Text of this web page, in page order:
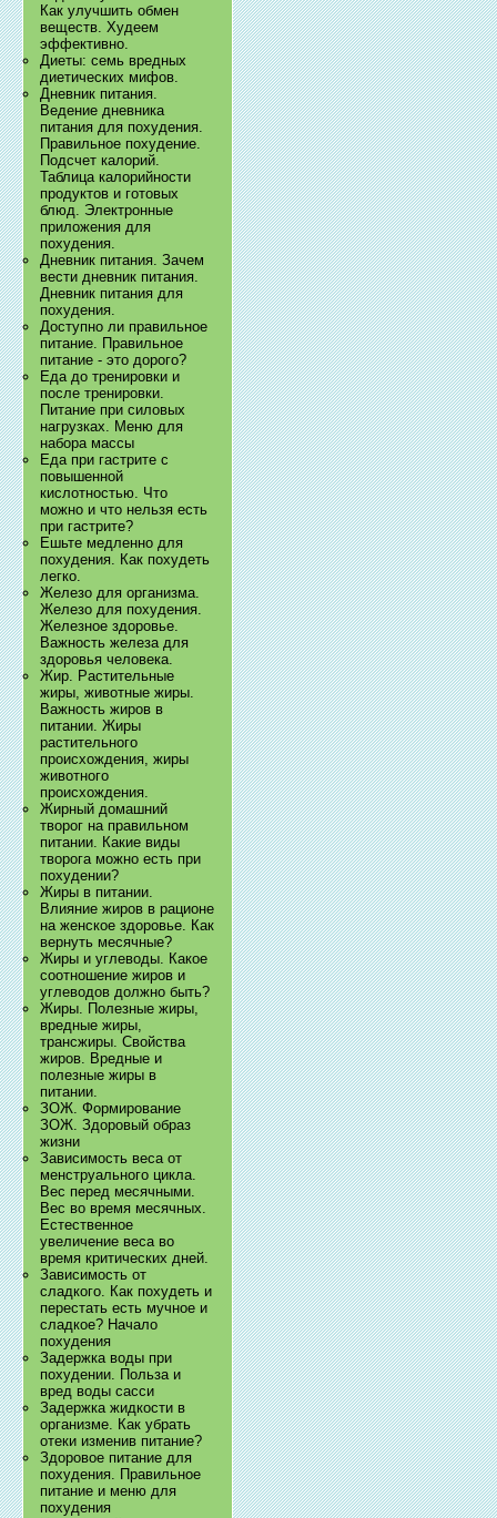
Как улучшить обмен
веществ. Худеем
эффективно.
Диеты: семь вредных
диетических мифов.
Дневник питания.
Ведение дневника
питания для похудения.
Правильное похудение.
Подсчет калорий.
Таблица калорийности
продуктов и готовых
блюд. Электронные
приложения для
похудения.
Дневник питания. Зачем
вести дневник питания.
Дневник питания для
похудения.
Доступно ли правильное
питание. Правильное
питание - это дорого?
Еда до тренировки и
после тренировки.
Питание при силовых
нагрузках. Меню для
набора массы
Еда при гастрите с
повышенной
кислотностью. Что
можно и что нельзя есть
при гастрите?
Ешьте медленно для
похудения. Как похудеть
легко.
Железо для организма.
Железо для похудения.
Железное здоровье.
Важность железа для
здоровья человека.
Жир. Растительные
жиры, животные жиры.
Важность жиров в
питании. Жиры
растительного
происхождения, жиры
животного
происхождения.
Жирный домашний
творог на правильном
питании. Какие виды
творога можно есть при
похудении?
Жиры в питании.
Влияние жиров в рационе
на женское здоровье. Как
вернуть месячные?
Жиры и углеводы. Какое
соотношение жиров и
углеводов должно быть?
Жиры. Полезные жиры,
вредные жиры,
трансжиры. Свойства
жиров. Вредные и
полезные жиры в
питании.
ЗОЖ. Формирование
ЗОЖ. Здоровый образ
жизни
Зависимость веса от
менструального цикла.
Вес перед месячными.
Вес во время месячных.
Естественное
увеличение веса во
время критических дней.
Зависимость от
сладкого. Как похудеть и
перестать есть мучное и
сладкое? Начало
похудения
Задержка воды при
похудении. Польза и
вред воды сасси
Задержка жидкости в
организме. Как убрать
отеки изменив питание?
Здоровое питание для
похудения. Правильное
питание и меню для
похудения